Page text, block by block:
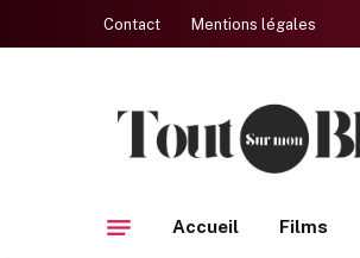
Contact Mentions légales
Accueil Films